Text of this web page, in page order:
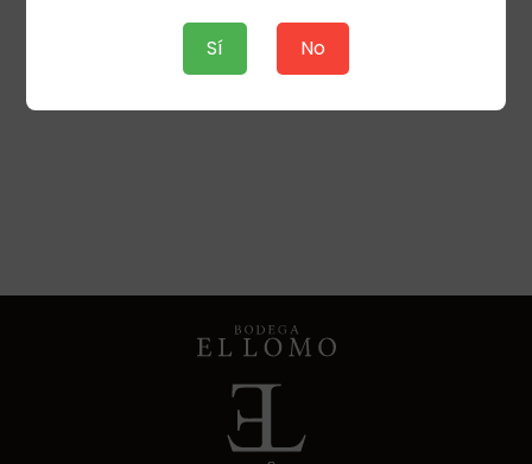
Sí No